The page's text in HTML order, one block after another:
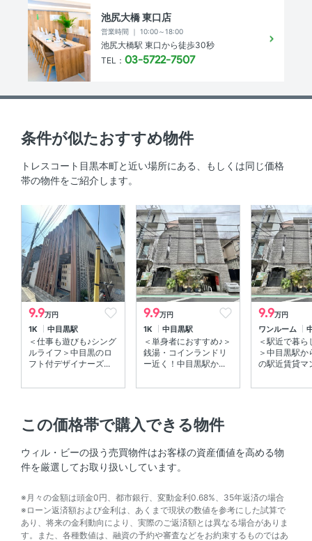
宅配ボックス
その他
インターネット無料
駐輪場
300円/月 2年分一括徴収・返金無※
敷金 ／ 保証金 103,000円 ／ -円
償却 -円
礼金 103,000円
仲介手数料 賃料1ヶ月分+税
初期費用概算
約461,300円
内訳を見る
契約期間 普通賃貸借契約 2年00ヶ月
保険料
火災保険料がかかります(金額はプ
ランにより異なります)
保証会社利用
初回：総賃料の50%、毎月：総賃料の1.3％
池尻大橋 東口店
営業時間 ｜ 10:00～18:00
池尻大橋駅 東口から徒歩30秒
TEL： 03-5722-7507
条件が似たおすすめ物件
トレスコート目黒本町と近い場所にある、もしくは同じ価格
帯の物件をご紹介します。
9.9万円
1K 中目黒駅
＜仕事も遊びも♪シング
ルライフ＞中目黒のロ
フト付デザイナーズ...
9.9万円
1K 中目黒駅
＜単身者におすすめ♪＞
銭湯・コインランドリ
ー近く！中目黒駅か...
9.9万円
ワンルーム
＜駅近で暮ら
＞中目黒駅
の駅近賃貸マ
この価格帯で購入できる物件
ウィル・ビーの扱う売買物件はお客様の資産価値を高める物
件を厳選してお取り扱いしています。
※月々の金額は頭金0円、都市銀行、変動金利0.68%、35年返済の場合
※ローン返済額および金利は、あくまで現状の数値を参考にした試算で
あり、将来の金利動向により、実際のご返済額とは異なる場合がありま
す。また、各種数値は、融資の予約や審査などをお約束するものではあ